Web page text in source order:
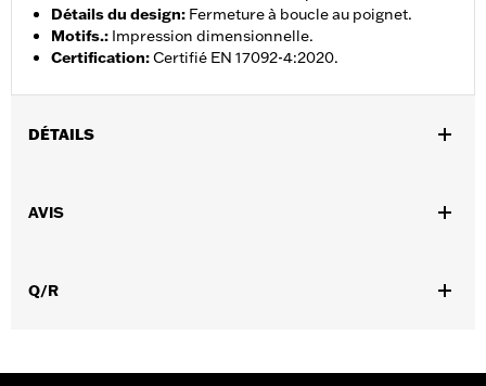
Détails du design: Fermeture à boucle au poignet.
Motifs.: Impression dimensionnelle.
Certification:Certifié EN 17092-4:2020.
DÉTAILS
Caractéristiques fonctionnelles:
Imperméable à l’eau
double sens sur le devant
Fermeture éclair
d.com/warrantypour plus de détails
AVIS
Q/R